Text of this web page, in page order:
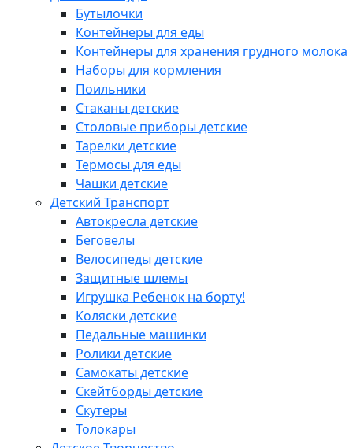
Бутылочки
Контейнеры для еды
Контейнеры для хранения грудного молока
Наборы для кормления
Поильники
Стаканы детские
Столовые приборы детские
Тарелки детские
Термосы для еды
Чашки детские
Детский Транспорт
Автокресла детские
Беговелы
Велосипеды детские
Защитные шлемы
Игрушка Ребенок на борту!
Коляски детские
Педальные машинки
Ролики детские
Самокаты детские
Скейтборды детские
Скутеры
Толокары